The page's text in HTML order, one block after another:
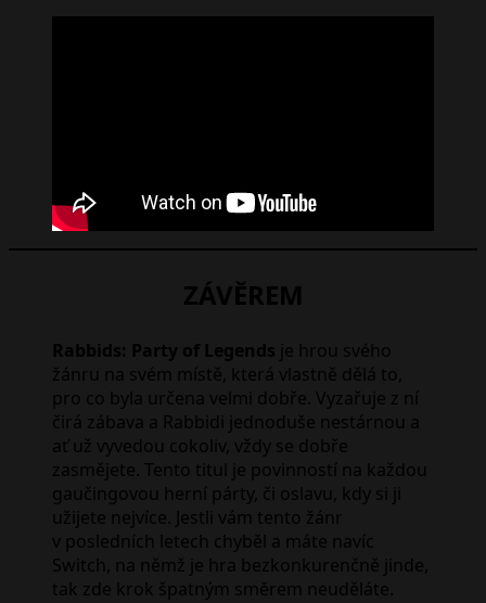
ZÁVĚREM
Rabbids: Party of Legends je hrou svého
žánru na svém místě, která vlastně dělá to,
pro co byla určena velmi dobře. Vyzařuje z ní
čirá zábava a Rabbidi jednoduše nestárnou a
ať už vyvedou cokoliv, vždy se dobře
zasmějete. Tento titul je povinností na každou
gaučingovou herní párty, či oslavu, kdy si ji
užijete nejvíce. Jestli vám tento žánr
v posledních letech chyběl a máte navíc
Switch, na němž je hra bezkonkurenčně jinde,
tak zde krok špatným směrem neuděláte.